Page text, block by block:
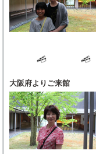
大阪府よりご来館